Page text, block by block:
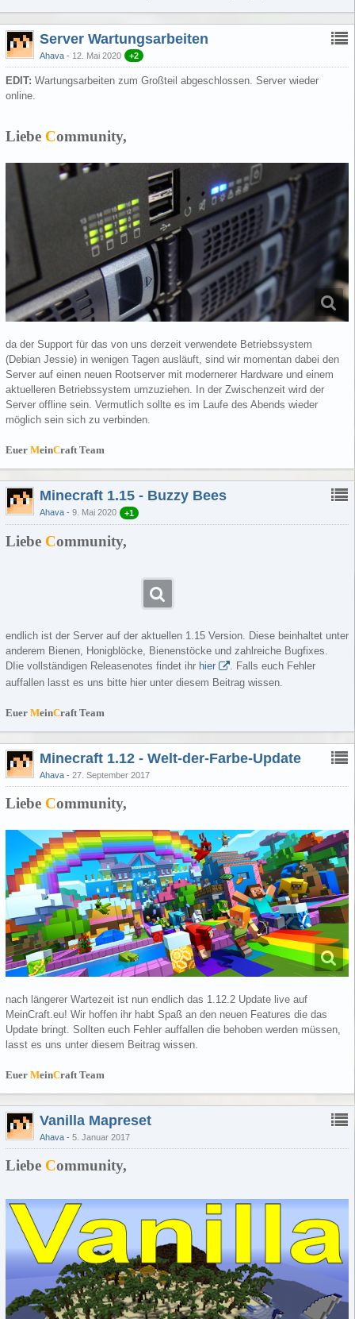
Server Wartungsarbeiten
Ahava 12. Mai 2020 +2
EDIT: Wartungsarbeiten zum Großteil abgeschlossen. Server wieder
online.
Liebe Community,
da der Support für das von uns derzeit verwendete Betriebssystem
(Debian Jessie) in wenigen Tagen ausläuft, sind wir momentan dabei den
Server auf einen neuen Rootserver mit modernerer Hardware und einem
aktuelleren Betriebssystem umzuziehen. In der Zwischenzeit wird der
Server offline sein. Vermutlich sollte es im Laufe des Abends wieder
möglich sein sich zu verbinden.
Euer MeinCraft Team
Minecraft 1.15 - Buzzy Bees
Ahava 9. Mai 2020 +1
Liebe Community,
endlich ist der Server auf der aktuellen 1.15 Version. Diese beinhaltet unter
anderem Bienen, Honigblöcke, Bienenstöcke und zahlreiche Bugfixes.
DIie vollständigen Releasenotes findet ihr hier
. Falls euch Fehler
auffallen lasst es uns bitte hier unter diesem Beitrag wissen.
Euer MeinCraft Team
Minecraft 1.12 - Welt-der-Farbe-Update
Ahava 27. September 2017
Liebe Community,
nach längerer Wartezeit ist nun endlich das 1.12.2 Update live auf
MeinCraft.eu! Wir hoffen ihr habt Spaß an den neuen Features die das
Update bringt. Sollten euch Fehler auffallen die behoben werden müssen,
lasst es uns unter diesem Beitrag wissen.
Euer MeinCraft Team
Vanilla Mapreset
Ahava 5. Januar 2017
Liebe Community,